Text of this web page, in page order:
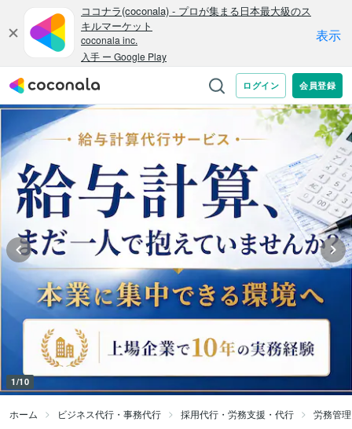
1/10
ホーム ビジネス代行・事務代行 採用代行・労務支援・代行 労務管